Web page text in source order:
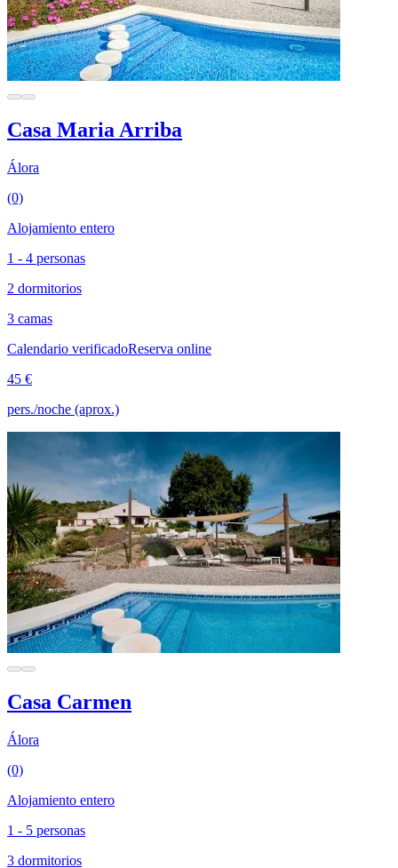
Casa Maria Arriba
Álora
(0)
Alojamiento entero
1 - 4 personas
2 dormitorios
3 camas
Calendario verificadoReserva online
45 €
pers./noche (aprox.)
Casa Carmen
Álora
(0)
Alojamiento entero
1 - 5 personas
3 dormitorios